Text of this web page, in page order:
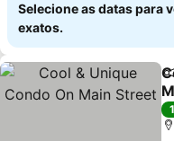
Selecione as datas para
exatos.